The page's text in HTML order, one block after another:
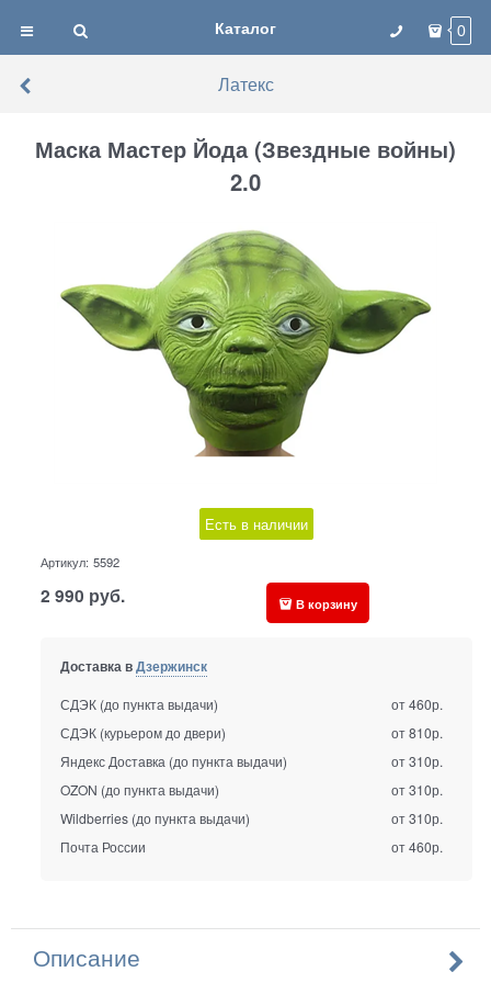
Каталог 0
Латекс
Маска Мастер Йода (Звездные войны)
2.0
Есть в наличии
Артикул: 5592
2 990 руб. В корзину
Доставка вДзержинск
СДЭК (до пункта выдачи)
от 460р.
СДЭК (курьером до двери)
от 810р.
Яндекс Доставка (до пункта выдачи)
от 310р.
OZON (до пункта выдачи)
от 310р.
Wildberries (до пункта выдачи)
от 310р.
Почта России
от 460р.
Описание